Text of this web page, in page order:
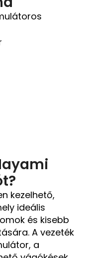
kezelhető,
ideális
és kisebb
A vezeték
a